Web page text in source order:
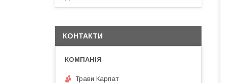
КОНТАКТИ
Трави Карпат